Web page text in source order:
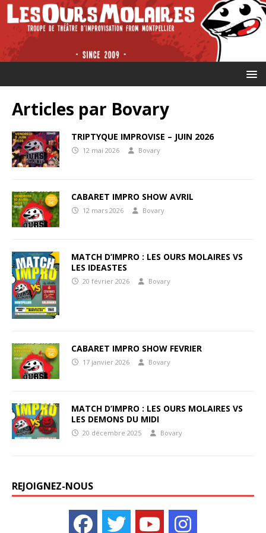
Articles par Bovary
TRIPTYQUE IMPROVISE – JUIN 2026
12 mai 2026 Bovary
CABARET IMPRO SHOW AVRIL
12 mars 2026 Bovary
MATCH D’IMPRO : LES OURS MOLAIRES VS
LES IDEASTES
20 février 2026 Bovary
CABARET IMPRO SHOW FEVRIER
17 janvier 2026 Bovary
MATCH D’IMPRO : LES OURS MOLAIRES VS
LES DEMONS DU MIDI
20 décembre 2025 Bovary
REJOIGNEZ-NOUS